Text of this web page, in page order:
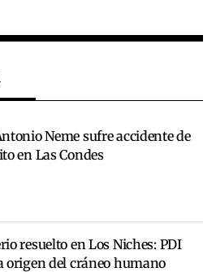
Neme sufre accidente de
en Las Condes
resuelto en Los Niches: PDI
origen del cráneo humano